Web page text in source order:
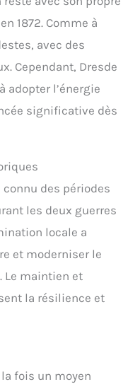
1872. Comme à
avec des
Cependant, Dresde
adopter l’énergie
significative dès
connu des périodes
les deux guerres
locale a
et moderniser le
Le maintien et
la résilience et
fois un moyen